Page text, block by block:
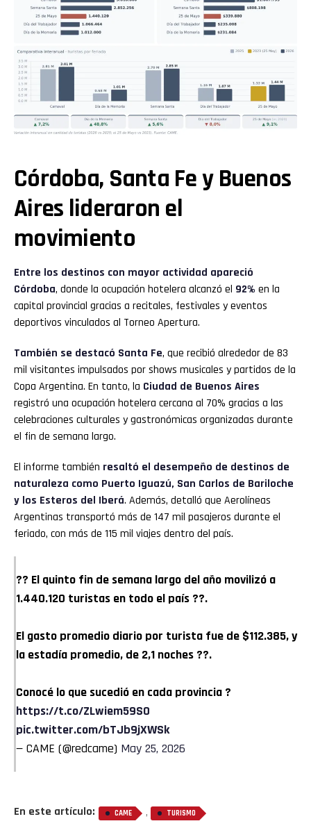
Córdoba, Santa Fe y Buenos
Aires lideraron el
movimiento
Entre los destinos con mayor actividad apareció
Córdoba, donde la ocupación hotelera alcanzó el 92% en la
capital provincial gracias a recitales, festivales y eventos
deportivos vinculados al Torneo Apertura.
También se destacó Santa Fe, que recibió alrededor de 83
mil visitantes impulsados por shows musicales y partidos de la
Copa Argentina. En tanto, la Ciudad de Buenos Aires
registró una ocupación hotelera cercana al 70% gracias a las
celebraciones culturales y gastronómicas organizadas durante
el fin de semana largo.
El informe también resaltó el desempeño de destinos de
naturaleza como Puerto Iguazú, San Carlos de Bariloche
y los Esteros del Iberá. Además, detalló que Aerolíneas
Argentinas transportó más de 147 mil pasajeros durante el
feriado, con más de 115 mil viajes dentro del país.
?? El quinto fin de semana largo del año movilizó a
1.440.120 turistas en todo el país ??.
El gasto promedio diario por turista fue de $112.385, y
la estadía promedio, de 2,1 noches ??.
Conocé lo que sucedió en cada provincia ?
https://t.co/ZLwiem59S0
pic.twitter.com/bTJb9jXWSk
— CAME (@redcame) May 25, 2026
En este artículo: CAME , TURISMO